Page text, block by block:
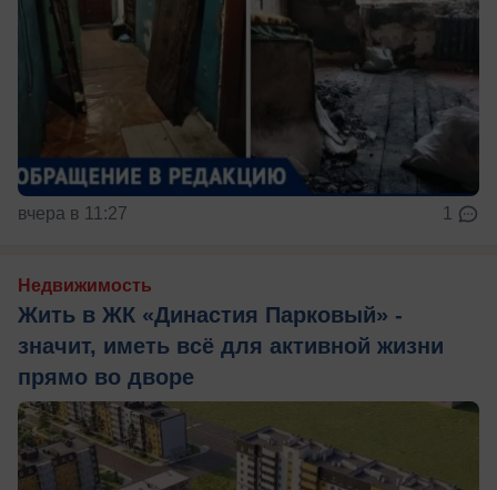
вчера в 11:27 1
Недвижимость
Жить в ЖК «Династия Парковый» -
значит, иметь всё для активной жизни
прямо во дворе